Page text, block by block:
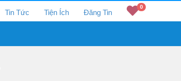
Tin Tức Tiện Ích Đăng Tin
0